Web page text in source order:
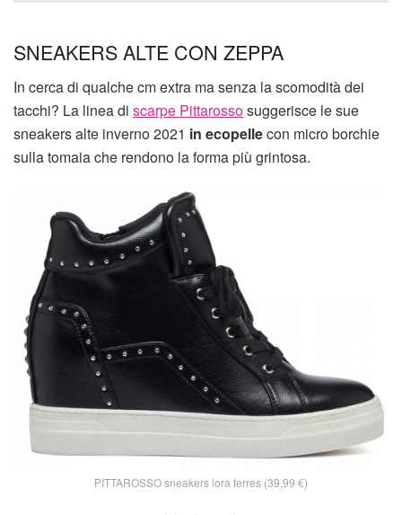
SNEAKERS ALTE CON ZEPPA
In cerca di qualche cm extra ma senza la scomodità dei
tacchi? La linea di scarpe Pittarossosuggerisce le sue
sneakers alte inverno 2021 in ecopellecon micro borchie
sulla tomaia che rendono la forma più grintosa.
PITTAROSSO sneakers lora ferres (39,99 €)